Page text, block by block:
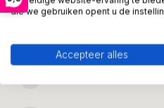
Ambachtsweg 46
die we gebruiken opent u de
Accepteer alles